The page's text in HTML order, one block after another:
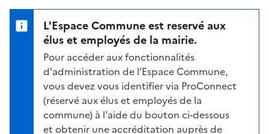
L'Espace Commune est reservé aux
élus et employés de la mairie.
Pour accéder aux fonctionnalités
d'administration de l'Espace Commune,
vous devez vous identifier via ProConnect
(réservé aux élus et employés de la
commune) à l'aide du bouton ci-dessous
et obtenir une accréditation auprès de